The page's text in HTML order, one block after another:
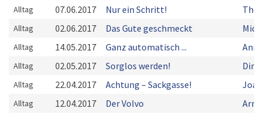
Alltag 07.06.2017 Nur ein Schritt!
Alltag 02.06.2017 Das Gute geschmeckt
Alltag 14.05.2017 Ganz automatisch ...
Alltag 02.05.2017 Sorglos werden! Dina
Alltag 22.04.2017 Achtung – Sackgasse!
Alltag 12.04.2017 Der Volvo